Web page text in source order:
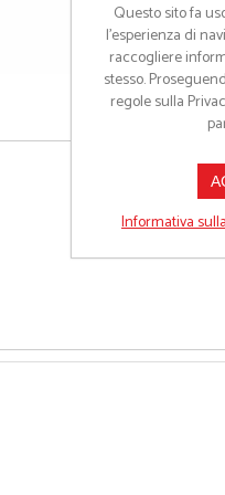
Questo sito fa
l’esperienza di
raccogliere
stesso.
regole sulla
Informativa